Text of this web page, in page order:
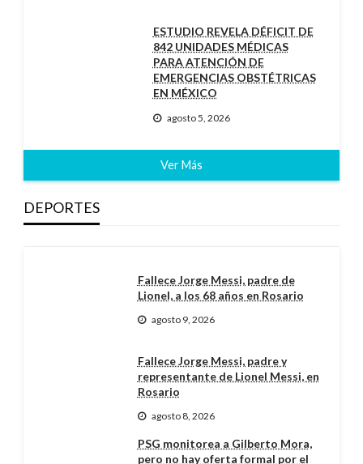
ESTUDIO REVELA DÉFICIT DE
842 UNIDADES MÉDICAS
PARA ATENCIÓN DE
EMERGENCIAS OBSTÉTRICAS
EN MÉXICO
agosto 5, 2026
Ver Más
DEPORTES
Fallece Jorge Messi, padre de
Lionel, a los 68 años en Rosario
agosto 9, 2026
Fallece Jorge Messi, padre y
representante de Lionel Messi, en
Rosario
agosto 8, 2026
PSG monitorea a Gilberto Mora,
pero no hay oferta formal por el